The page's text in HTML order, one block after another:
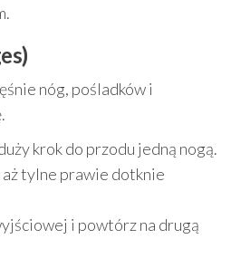
nóg, pośladków i
krok do przodu jedną nogą.
aż tylne prawie dotknie
i powtórz na drugą